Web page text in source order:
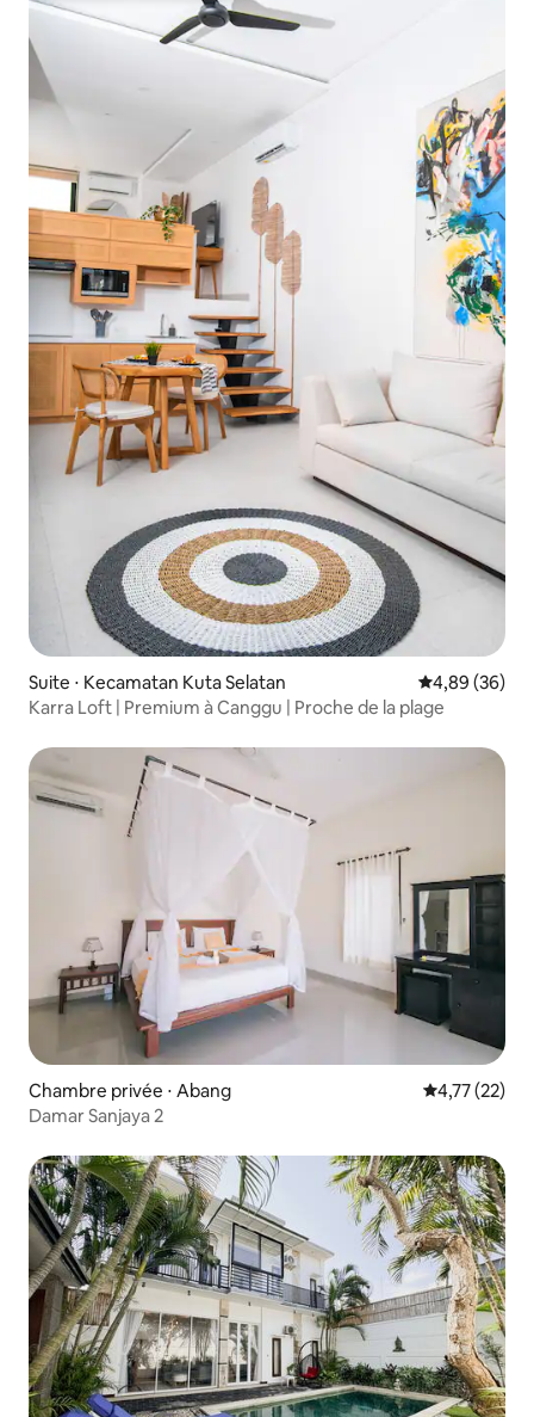
Suite ⋅ Kecamatan Kuta Selatan Évaluation
4,89 (36)
Karra Loft | Premium à Canggu | Proche de la plage
Chambre privée ⋅ Abang Évaluation
4,77 (22)
Damar Sanjaya 2